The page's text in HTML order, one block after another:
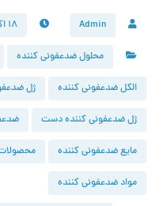
Admin ۱۸ اکتبر, ۲۰۲۱
محلول ضدعفونی کننده
الکل ضدعفونی کننده ژل
ژل ضدعفونی کننده دست
مایع ضدعفونی کننده
مواد ضدعفونی کننده